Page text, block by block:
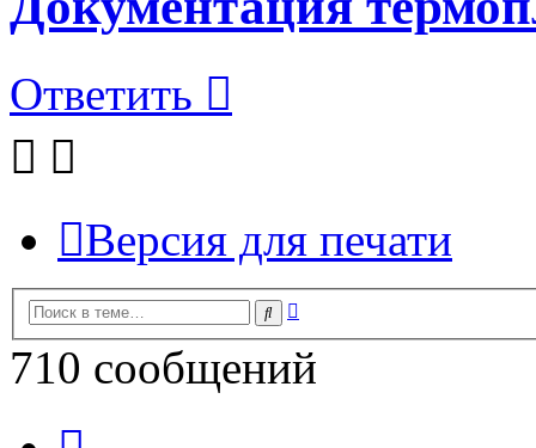
Ответить
Версия для печати
Поиск
710 сообщений